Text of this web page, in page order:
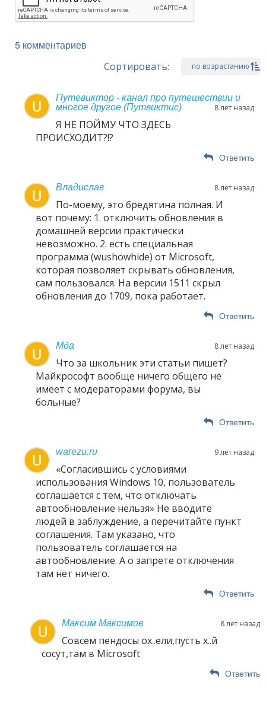
5 комментариев
Сортировать: по возрастанию
Путевиктор - канал про путешествии и
многое другое (Путвиктис)
8 лет назад
Я НЕ ПОЙМУ ЧТО ЗДЕСЬ
ПРОИСХОДИТ?!?
Ответить
Владислав 8 лет назад
По-моему, это бредятина полная. И
вот почему: 1. отключить обновления в
домашней версии практически
невозможно. 2. есть специальная
программа (wushowhide) от Microsoft,
которая позволяет скрывать обновления,
сам пользовался. На версии 1511 скрыл
обновления до 1709, пока работает.
Ответить
Мда 8 лет назад
Что за школьник эти статьи пишет?
Майкрософт вообще ничего общего не
имеет с модераторами форума, вы
больные?
Ответить
warezu.ru 9 лет назад
«Согласившись с условиями
использования Windows 10, пользователь
соглашается с тем, что отключать
автообновление нельзя» Не вводите
людей в заблуждение, а перечитайте пункт
соглашения. Там указано, что
пользователь соглашается на
автообновление. А о запрете отключения
там нет ничего.
Ответить
Максим Максимов 8 лет назад
Совсем пендосы ох..ели,пусть х..й
сосут,там в Microsoft
Ответить